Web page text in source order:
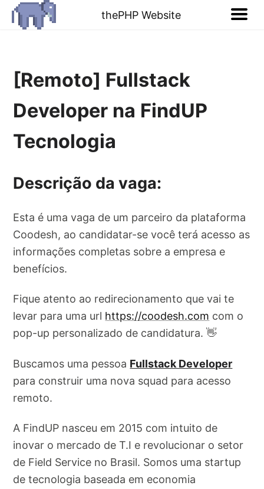
thePHP Website
[Remoto] Fullstack
Developer na FindUP
Tecnologia
Descrição da vaga:
Esta é uma vaga de um parceiro da plataforma
Coodesh, ao candidatar-se você terá acesso as
informações completas sobre a empresa e
benefícios.
Fique atento ao redirecionamento que vai te
levar para uma url https://coodesh.com com o
pop-up personalizado de candidatura. 👋
Buscamos uma pessoa Fullstack Developer
para construir uma nova squad para acesso
remoto.
A FindUP nasceu em 2015 com intuito de
inovar o mercado de T.I e revolucionar o setor
de Field Service no Brasil. Somos uma startup
de tecnologia baseada em economia